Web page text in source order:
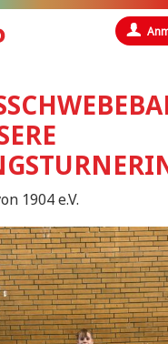
1904 e.V.